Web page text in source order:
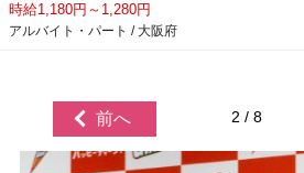
時給1,180円～1,280円
アルバイト・パート / 大阪府
前へ 2 / 8